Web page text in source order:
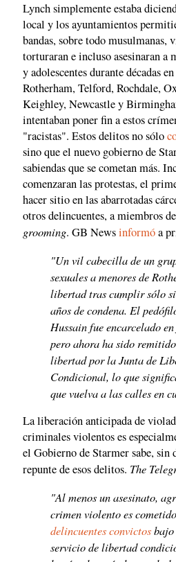
Lynch simplemente estaba
local y los ayuntamientos
bandas, sobre todo musulmanas,
torturaran e incluso asesinaran a
y adolescentes durante décadas
Rotherham, Telford, Rochdale,
Keighley, Newcastle y
intentaban poner fin a estos
"racistas". Estos delitos no sólo
sino que el nuevo gobierno de
sabiendas que se cometan más.
comenzaran las protestas, el
hacer sitio en las abarrotadas
otros delincuentes, a miembros
grooming. GB Newsinformóa
"Un vil cabecilla de un
sexuales a menores de
libertad tras cumplir sólo
años de condena. El
Hussain fue encarcelado
pero ahora ha sido
libertad por la Junta de
Condicional, lo que
que vuelva a las calles en
La liberación anticipada de
criminales violentos es
el Gobierno de Starmer sabe, sin
repunte de esos delitos. The
"Al menos un asesinato,
crimen violento es
delincuentes convictos
servicio de libertad